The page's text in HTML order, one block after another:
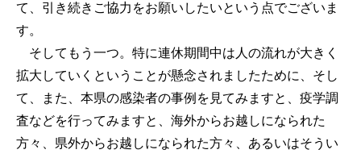
て、引き続きご協力をお願いしたいという点でございま
す。
そしてもう一つ。特に連休期間中は人の流れが大きく
拡大していくということが懸念されましたために、そし
て、また、本県の感染者の事例を見てみますと、疫学調
査などを行ってみますと、海外からお越しになられた
方々、県外からお越しになられた方々、あるいはそうい